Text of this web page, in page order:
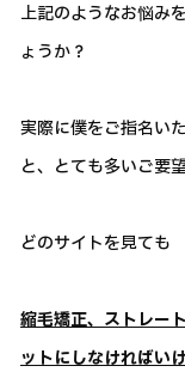
上記のようなお悩み
ょうか？
実際に僕をご指名い
と、とても多いご要
どのサイトを見ても
縮毛矯正、ストレー
ットにしなければい